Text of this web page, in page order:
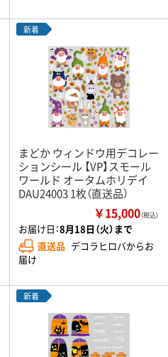
新着
まどか ウィンドウ用デコレー
ションシール 【VP】スモール
ワールド オータムホリデイ
DAU24003 1枚（直送品）
￥15,000（税込）
お届け日：8月18日（火）まで
直送品 デコラヒロバからお
届け
新着